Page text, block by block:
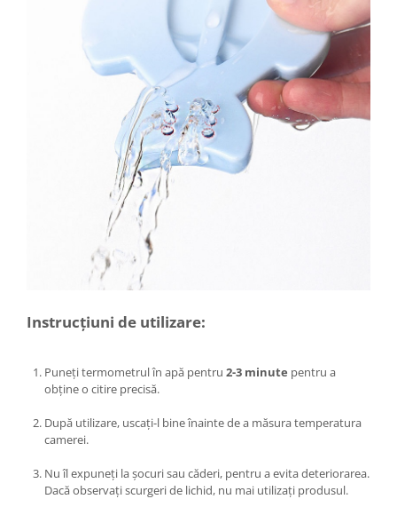
Curatenie si menaj
Accesorii ingrijire casa
Accesorii maturi, mopuri si galeti
Aspiratoare electrice
Cutii depozitare diverse
Cutii depozitare medicamente
Cutii pentru chei
Dulapuri si rafturi de depozitare
Maturi, mopuri si galeti
Organizatoare imbracaminte si
Perii de curatare
Stergatoare geam
Umerase pentru haine si suporturi
Uscatoare si standere haine
Bucatarie si electrocasnice
Masini de carnati si accesorii
Espressoare si cafetiere
Instrucțiuni de utilizare:
Puneți termometrul în apă pentru 2-3 minute pentru a
obține o citire precisă.
După utilizare, uscați-l bine înainte de a măsura temperatura
camerei.
Nu îl expuneți la șocuri sau căderi, pentru a evita deteriorarea.
Dacă observați scurgeri de lichid, nu mai utilizați produsul.